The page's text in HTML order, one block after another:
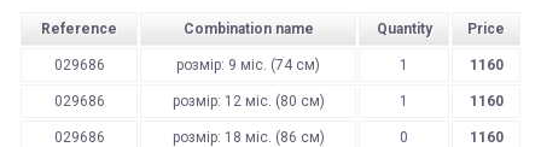
Reference Combination name Quantity Price
029686 розмір: 9 міс. (74 см) 1 1160
029686 розмір: 12 міс. (80 см) 1 1160
029686 розмір: 18 міс. (86 см) 0 1160